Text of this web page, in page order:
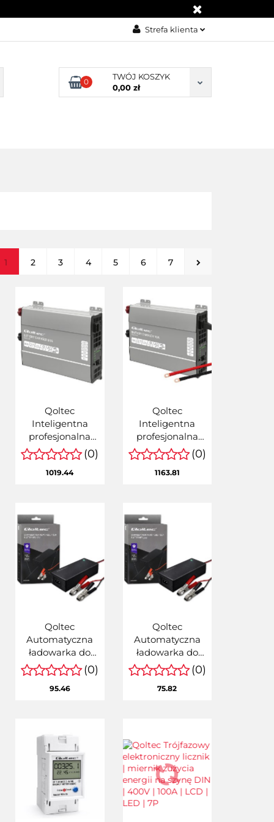
Strefa klienta
Załóż konto
Dodaj zgłoszenie
0
TWÓJ KOSZYK
0,00 zł
KONTAKT
1 2 3 4 5 6 7
Qoltec
Inteligentna
profesjonalna
ładowarka
Monolith do
akumulatorów
12V | Szybkie
ładowanie
(0)
1019.44
Qoltec
Inteligentna
profesjonalna
ładowarka
Monolith do
akumulatorów
12V | Szybkie
ładowanie
(0)
1163.81
Qoltec
Automatyczna
ładowarka do
akumulatora
AGM GEL STD |
Prostownik 12V |
(0)
95.46
Qoltec
Automatyczna
ładowarka do
akumulatora
AGM GEL STD |
Prostownik 24V |
(0)
75.82